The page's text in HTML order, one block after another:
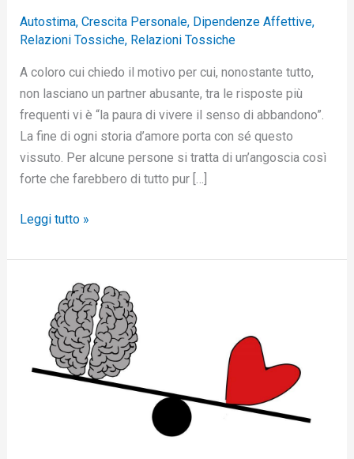
Autostima, Crescita Personale, Dipendenze Affettive,
Relazioni Tossiche, Relazioni Tossiche
A coloro cui chiedo il motivo per cui, nonostante tutto,
non lasciano un partner abusante, tra le risposte più
frequenti vi è “la paura di vivere il senso di abbandono”.
La fine di ogni storia d’amore porta con sé questo
vissuto. Per alcune persone si tratta di un’angoscia così
forte che farebbero di tutto pur […]
Leggi tutto »
dissonanza
cognitiva